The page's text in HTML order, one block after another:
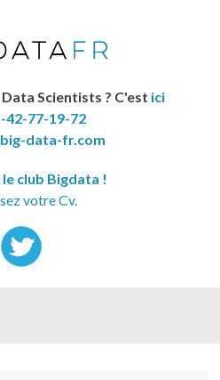
Scientists ? C'est ici
42-77-19-72
data-fr.com
le club Bigdata !
votre Cv.